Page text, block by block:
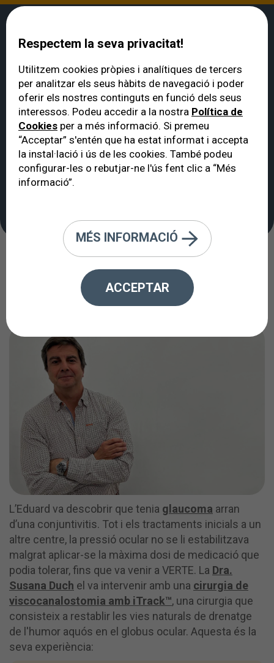
VERTE
Tal com ens prenem la pressió arterial del cos, ens
hauríem de prendre la pressió ocular
Tal com ens prenem la
pressió arterial del cos,
ens hauríem de
prendre la pressió
Testimonis
L’Eduard va descobrir que tenia glaucoma arran
d’una conjuntivitis. Tot i els tractaments inicials a un
altre centre, la pressió ocular no se li estabilitzava
malgrat aplicar-se la màxima dosi de medicació que
podia tolerar, fins que va venir a VERTE. La Dra.
Susana Duch el va intervenir amb una cirurgia de
viscocanalostomia amb iTrack™, una cirurgia que
consisteix a restablir les vies naturals de drenatge
de l'humor aquós en el globus ocular. Aquesta és la
seva experiència:
Respectem la seva privacitat!
Utilitzem cookies pròpies i analítiques de tercers
per analitzar els seus hàbits de navegació i poder
oferir els nostres continguts en funció dels seus
interessos. Podeu accedir a la nostra Política de
Cookies per a més informació. Si premeu
“Acceptar” s'entén que ha estat informat i accepta
la instal·lació i ús de les cookies. També podeu
configurar-les o rebutjar-ne l'ús fent clic a “Més
informació”.
MÉS INFORMACIÓ
ACCEPTAR